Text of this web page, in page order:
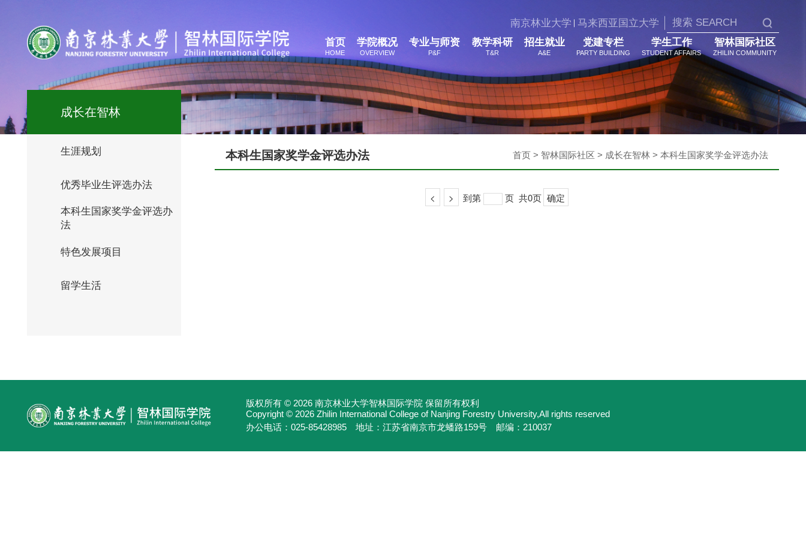
南京林业大学 马来西亚国立大学
首页
HOME
学院概况
OVERVIEW
专业与师资
P&F
教学科研
T&R
招生就业
A&E
党建专栏
PARTY BUILDING
学生工作
STUDENT AFFAIRS
智林国际社区
ZHILIN COMMUNITY
成长在智林
生涯规划
优秀毕业生评选办法
本科生国家奖学金评选办
法
特色发展项目
留学生活
本科生国家奖学金评选办法 首页 > 智林国际社区 > 成长在智林 > 本科生国家奖学金评选办法
< > 到第 页 共0页 确定
版权所有 © 2026 南京林业大学智林国际学院 保留所有权利
Copyright © 2026 Zhilin International College of Nanjing Forestry University,All rights reserved
办公电话：025-85428985 地址：江苏省南京市龙蟠路159号 邮编：210037